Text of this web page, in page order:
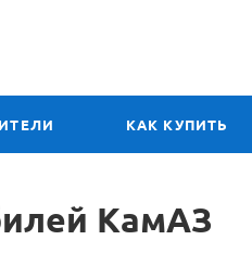
КАК КУПИТЬ
КамАЗ